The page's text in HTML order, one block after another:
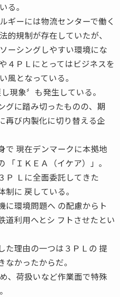
る。
ギーには物流センターで働く
的規制が存在していたが、
ーシングしやすい環境にな
４ＰＬにとってはビジネスを
風となっている。
現象〞も発生している。
グに踏み切ったものの、期
再び内製化に切り替える企
で 現在デンマークに本拠地
「ＩＫＥＡ（イケア）」。
Ｐ Ｌに全面委託してきた
に 戻している。
に環境問題へ の配慮からト
道利用へとシ フトさせたとい
た理由の一つは３ＰＬの 提
かったからだ。
、荷扱いなど作業面で特殊